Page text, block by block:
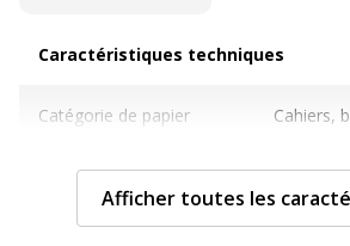
Caractéristiques techniques
Catégorie de papier
Cahiers,
24 x 32
Afficher toutes les